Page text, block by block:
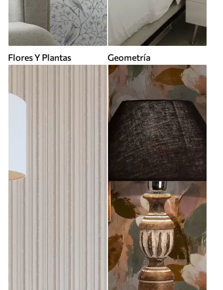
Flores Y Plantas Geometría